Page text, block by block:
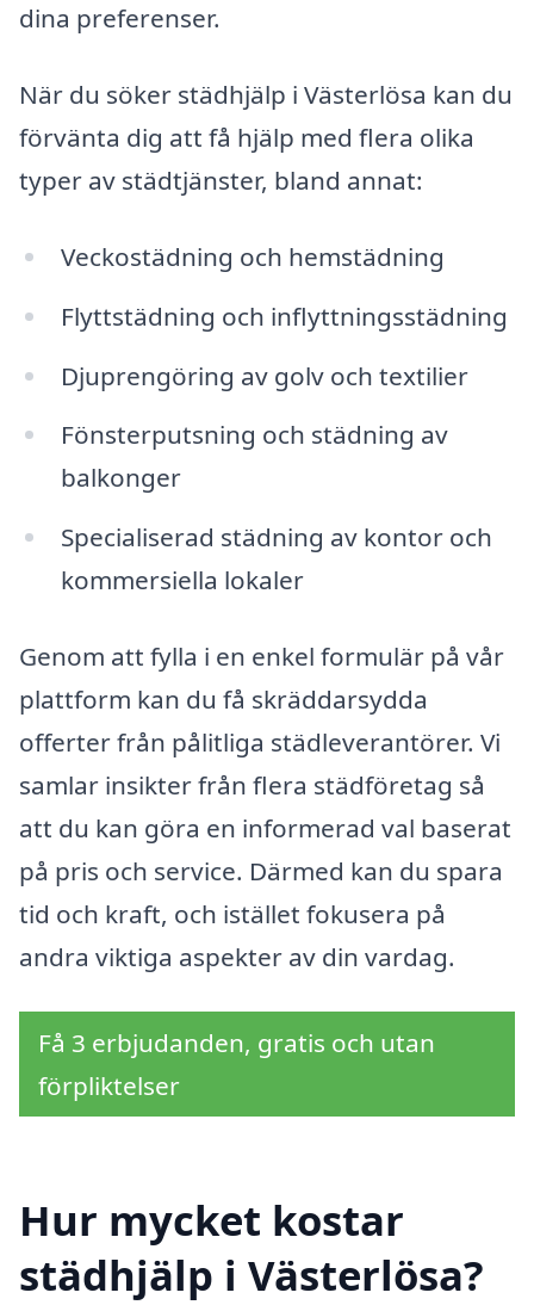
dina preferenser.
När du söker städhjälp i Västerlösa kan du
förvänta dig att få hjälp med flera olika
typer av städtjänster, bland annat:
Veckostädning och hemstädning
Flyttstädning och inflyttningsstädning
Djuprengöring av golv och textilier
Fönsterputsning och städning av
balkonger
Specialiserad städning av kontor och
kommersiella lokaler
Genom att fylla i en enkel formulär på vår
plattform kan du få skräddarsydda
offerter från pålitliga städleverantörer. Vi
samlar insikter från flera städföretag så
att du kan göra en informerad val baserat
på pris och service. Därmed kan du spara
tid och kraft, och istället fokusera på
andra viktiga aspekter av din vardag.
Få 3 erbjudanden, gratis och utan
förpliktelser
Hur mycket kostar
städhjälp i Västerlösa?